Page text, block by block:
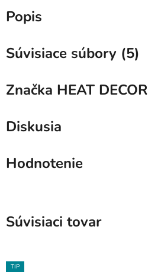
Popis
Súvisiace súbory (5)
Značka HEAT DECOR
Diskusia
Hodnotenie
Súvisiaci tovar
TIP